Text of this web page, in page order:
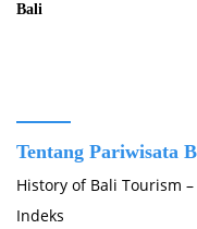
Bali
Tentang Pariwisata
History of Bali Tourism
Indeks